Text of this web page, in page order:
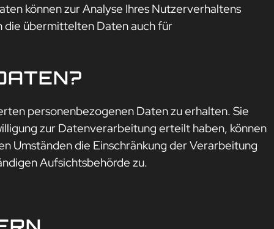
können zur Analyse Ihres Nutzerverhaltens
die übermittelten Daten auch für
personenbezogenen Daten zu erhalten. Sie
zur Datenverarbeitung erteilt haben, können
Umständen die Einschränkung der Verarbeitung
Aufsichtsbehörde zu.